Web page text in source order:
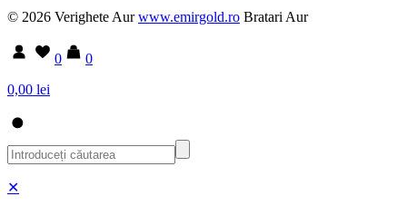
© 2026 Verighete Aurwww.emirgold.ro Bratari Aur
0
0
0,00 lei
✕